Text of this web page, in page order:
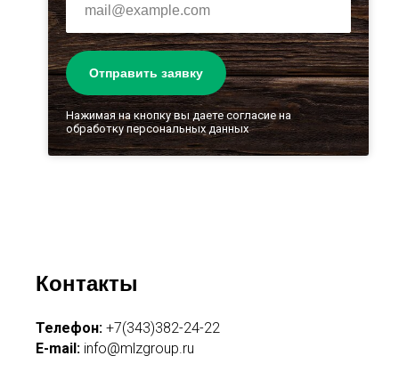
Отправить заявку
Нажимая на кнопку вы даете согласие на
обработку персональных данных
Контакты
Телефон: +7(343)382-24-22
E-mail: info@mlzgroup.ru